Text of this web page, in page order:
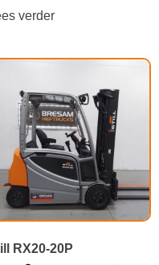
verder
RX20-20P